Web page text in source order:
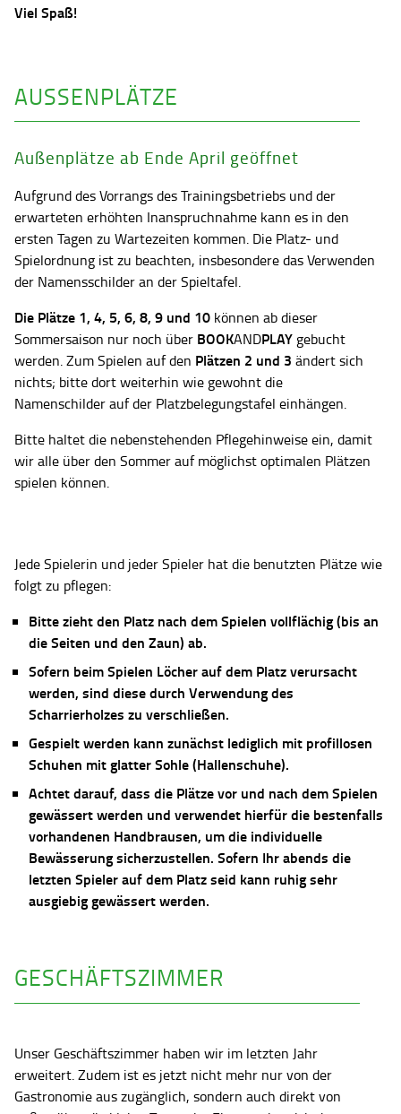
Viel Spaß!
AUSSENPLÄTZE
Außenplätze ab Ende April geöffnet
Aufgrund des Vorrangs des Trainingsbetriebs und der
erwarteten erhöhten Inanspruchnahme kann es in den
ersten Tagen zu Wartezeiten kommen. Die Platz- und
Spielordnung ist zu beachten, insbesondere das Verwenden
der Namensschilder an der Spieltafel.
Die Plätze 1, 4, 5, 6, 8, 9 und 10 können ab dieser
Sommersaison nur noch über BOOKANDPLAY gebucht
werden. Zum Spielen auf den Plätzen 2 und 3 ändert sich
nichts; bitte dort weiterhin wie gewohnt die
Namenschilder auf der Platzbelegungstafel einhängen.
Bitte haltet die nebenstehenden Pflegehinweise ein, damit
wir alle über den Sommer auf möglichst optimalen Plätzen
spielen können.
Jede Spielerin und jeder Spieler hat die benutzten Plätze wie
folgt zu pflegen:
Bitte zieht den Platz nach dem Spielen vollflächig (bis an
die Seiten und den Zaun) ab.
Sofern beim Spielen Löcher auf dem Platz verursacht
werden, sind diese durch Verwendung des
Scharrierholzes zu verschließen.
Gespielt werden kann zunächst lediglich mit profillosen
Schuhen mit glatter Sohle (Hallenschuhe).
Achtet darauf, dass die Plätze vor und nach dem Spielen
gewässert werden und verwendet hierfür die bestenfalls
vorhandenen Handbrausen, um die individuelle
Bewässerung sicherzustellen. Sofern Ihr abends die
letzten Spieler auf dem Platz seid kann ruhig sehr
ausgiebig gewässert werden.
GESCHÄFTSZIMMER
Unser Geschäftszimmer haben wir im letzten Jahr
erweitert. Zudem ist es jetzt nicht mehr nur von der
Gastronomie aus zugänglich, sondern auch direkt von